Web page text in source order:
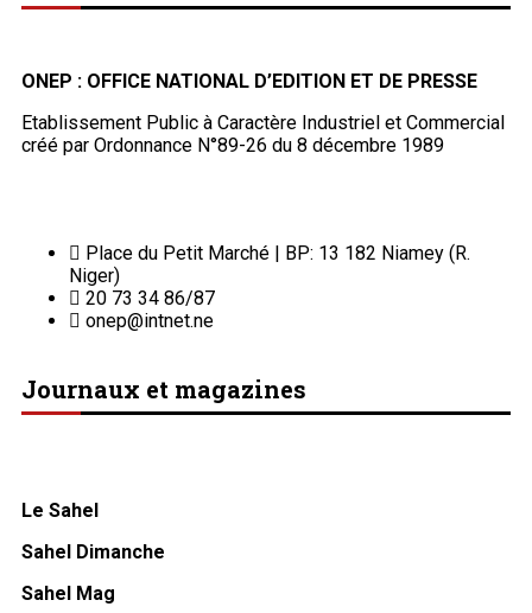
ONEP : OFFICE NATIONAL D’EDITION ET DE PRESSE
Etablissement Public à Caractère Industriel et Commercial
créé par Ordonnance N°89-26 du 8 décembre 1989
Place du Petit Marché | BP: 13 182 Niamey (R.
Niger)
20 73 34 86/87
onep@intnet.ne
Journaux et magazines
Le Sahel
Sahel Dimanche
Sahel Mag